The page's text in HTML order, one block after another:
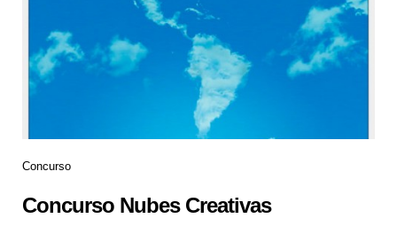
Concurso
Concurso Nubes Creativas